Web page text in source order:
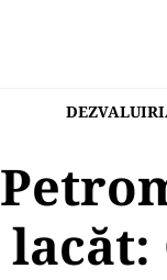
DEZVALUIRI
lacăt: